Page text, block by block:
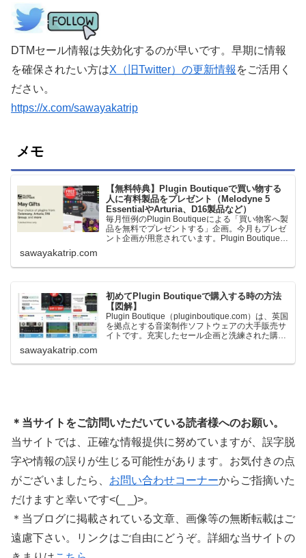
DTMセール情報は失効化するのが早いです。早期に情報
を確保されたい方はX（旧Twitter）の更新情報 をご活用く
ださい。
https://x.com/sawayakatrip
メモ
【無料特典】Plugin Boutiqueで買い物する
人に有料製品をプレゼント（Melodyne 5
EssentialやArturia、D16製品など）
毎月恒例のPlugin Boutiqueによる「買い物客へ製
品を無料でプレゼントする」企画。今月もプレゼ
ント企画が用意されています。Plugin Boutiqueで
ます。＊無料配布終了予定日：日本時間：
sawayakatrip.com
初めてPlugin Boutiqueで購入する時の方法
【図解】
Plugin Boutique（pluginboutique.com）は、英国
を拠点とする音楽制作ソフトウェアの大手販売サ
イトです。充実したセール企画と洗練された購入
に知っておきたいこと価格表示に…
sawayakatrip.com
＊当サイトをご訪問いただいている読者様へのお願い。
当サイトでは、正確な情報提供に努めていますが、誤字脱
字や情報の誤りが生じる可能性があります。お気付きの点
がございましたら、 お問い合わせコーナーからご指摘いた
だけますと幸いです<(_ _)>。
＊当ブログに掲載されている文章、画像等の無断転載はご
遠慮下さい。リンクはご自由にどうぞ。詳細な当サイトの